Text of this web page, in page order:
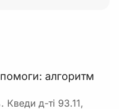
алгоритм
д-ті 93.11,